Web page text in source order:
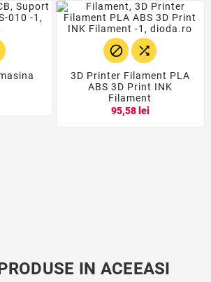
 
3D Printer Filament PLA
ABS 3D Print INK
Filament
95,58 lei
IN ACEEASI